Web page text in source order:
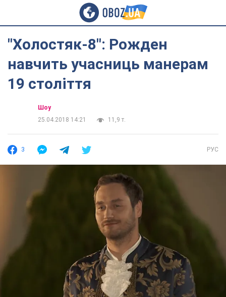
"Холостяк-8": Рожден
навчить учасниць манерам
19 століття
Шоу
25.04.2018 14:21
11,9 т.
3 РУС